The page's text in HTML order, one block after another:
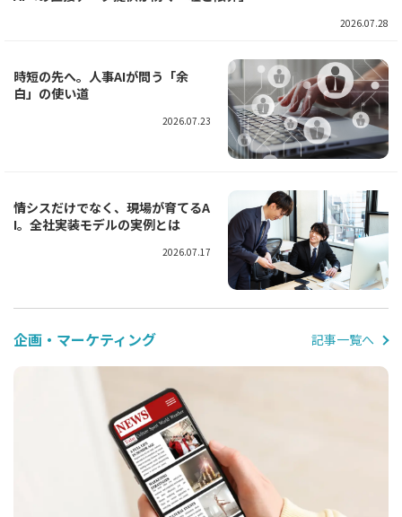
2026.07.28
時短の先へ。人事AIが問う「余
白」の使い道
2026.07.23
情シスだけでなく、現場が育てるA
I。全社実装モデルの実例とは
2026.07.17
企画・マーケティング 記事一覧へ